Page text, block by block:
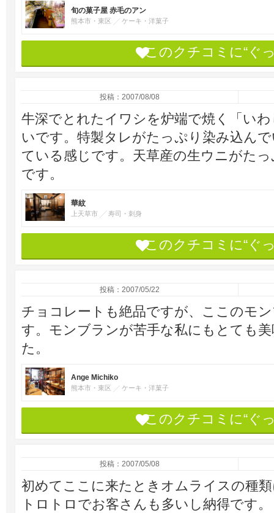
旬の菓子屋 赤毛のアン
熊本市・東区 ケーキ・洋菓子
このクチコミに“ぐ
投稿：2007/08/08
牛深でとれたイワシを炉端で焼く「い
いです。特製タレがたっぷり染み込ん
ている感じです。天草産の生ウニがた
です。
華紋
上天草市 寿司・刺身
このクチコミに“ぐ
投稿：2007/05/22
チョコレートも絶品ですが、ここのモ
す。モンブランが苦手な私にもとても
た。
Ange Michiko
熊本市・東区 ケーキ・洋菓子
このクチコミに“ぐ
投稿：2007/05/08
初めてここに来たときオムライスの種
トロトロでお客さんも多いし納得です。